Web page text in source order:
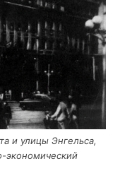
и ули­цы Энгель­са,
эко­но­ми­че­ский